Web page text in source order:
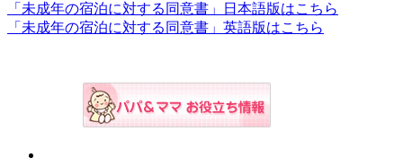
「未成年の宿泊に対する同意書」日本語版はこちら
「未成年の宿泊に対する同意書」英語版はこちら